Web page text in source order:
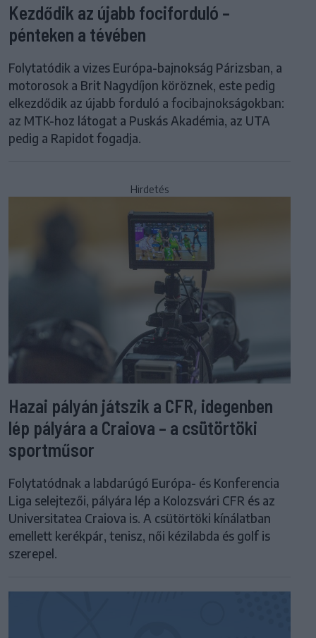
Kezdődik az újabb fociforduló –
pénteken a tévében
Folytatódik a vizes Európa-bajnokság Párizsban, a
motorosok a Brit Nagydíjon köröznek, este pedig
elkezdődik az újabb forduló a focibajnokságokban:
az MTK-hoz látogat a Puskás Akadémia, az UTA
pedig a Rapidot fogadja.
Hirdetés
Hazai pályán játszik a CFR, idegenben
lép pályára a Craiova – a csütörtöki
sportműsor
Folytatódnak a labdarúgó Európa- és Konferencia
Liga selejtezői, pályára lép a Kolozsvári CFR és az
Universitatea Craiova is. A csütörtöki kínálatban
emellett kerékpár, tenisz, női kézilabda és golf is
szerepel.